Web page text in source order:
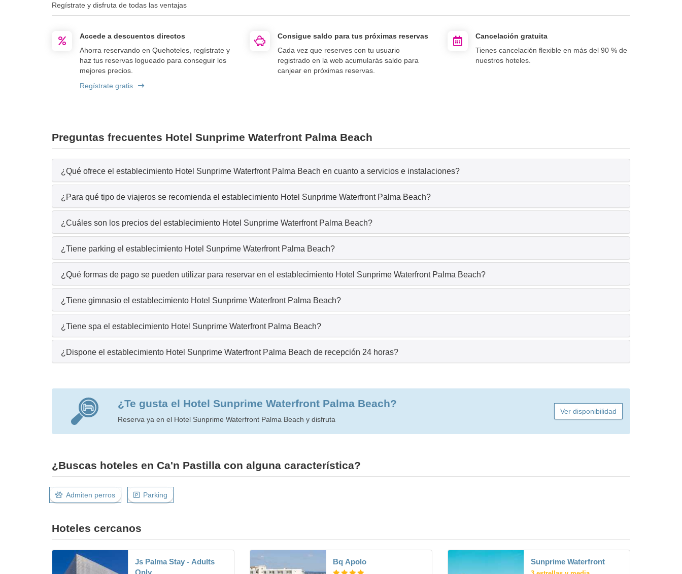
Regístrate y disfruta de todas las ventajas
Accede a descuentos directos
Ahorra reservando en Quehoteles, regístrate y
haz tus reservas logueado para conseguir los
mejores precios.
Regístrate gratis
Consigue saldo para tus próximas reservas
Cada vez que reserves con tu usuario
registrado en la web acumularás saldo para
canjear en próximas reservas.
Cancelación gratuita
Tienes cancelación flexible en más del 90 % de
nuestros hoteles.
Preguntas frecuentes Hotel Sunprime Waterfront Palma Beach
¿Qué ofrece el establecimiento Hotel Sunprime Waterfront Palma Beach en cuanto a servicios e instalaciones?
¿Para qué tipo de viajeros se recomienda el establecimiento Hotel Sunprime Waterfront Palma Beach?
¿Cuáles son los precios del establecimiento Hotel Sunprime Waterfront Palma Beach?
¿Tiene parking el establecimiento Hotel Sunprime Waterfront Palma Beach?
¿Qué formas de pago se pueden utilizar para reservar en el establecimiento Hotel Sunprime Waterfront Palma Beach?
¿Tiene gimnasio el establecimiento Hotel Sunprime Waterfront Palma Beach?
¿Tiene spa el establecimiento Hotel Sunprime Waterfront Palma Beach?
¿Dispone el establecimiento Hotel Sunprime Waterfront Palma Beach de recepción 24 horas?
¿Te gusta el Hotel Sunprime Waterfront Palma Beach?
Reserva ya en el Hotel Sunprime Waterfront Palma Beach y disfruta
Ver disponibilidad
¿Buscas hoteles en Ca'n Pastilla con alguna característica?
Admiten perros Parking
Hoteles cercanos
Js Palma Stay - Adults
Only
Bq Apolo Sunprime Waterfront